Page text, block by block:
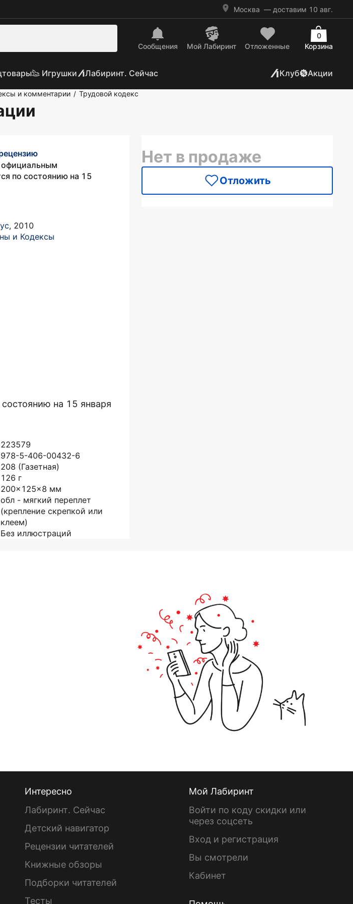
Москва — доставим 10 авг.
Сообщения Mой Лабиринт Отложенные Корзина
0
Игрушки Лабиринт. Сейчас Клуб Акции
и комментарии / Трудовой кодекс
официальным
по состоянию на 15
, 2010
и Кодексы
на 15 января
223579
978-5-406-00432-6
208 (Газетная)
126 г
200x125x8 мм
обл - мягкий переплет
(крепление скрепкой или
клеем)
Без иллюстраций
Нет в продаже
Отложить
Интересно
Лабиринт. Сейчас
Детский навигатор
Рецензии читателей
Книжные обзоры
Подборки читателей
Тесты
Мой Лабиринт
Войти по коду скидки или
через соцсеть
Вход и регистрация
Вы смотрели
Кабинет